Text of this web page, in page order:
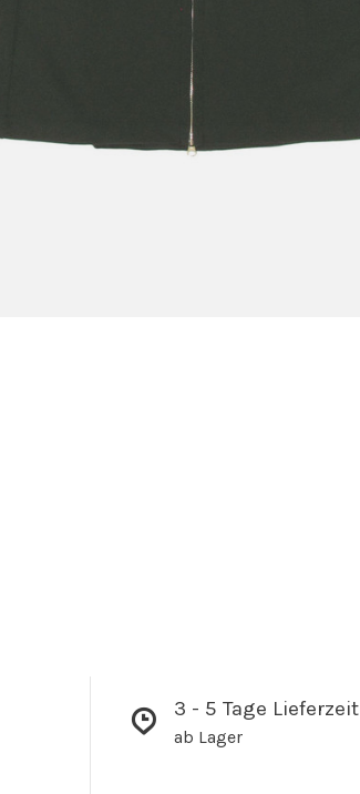
3 - 5 Tage Lieferzeit
ab Lager